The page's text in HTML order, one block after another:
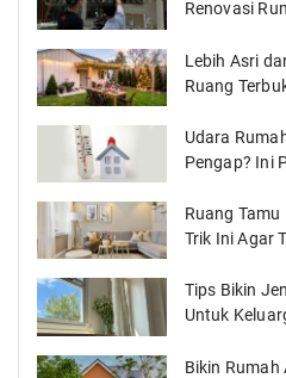
Renovasi
Lebih Asri
Ruang
Udara
Pengap? Ini
Ruang Tamu
Trik Ini Agar
Tips Bikin
Untuk
Bikin Rumah